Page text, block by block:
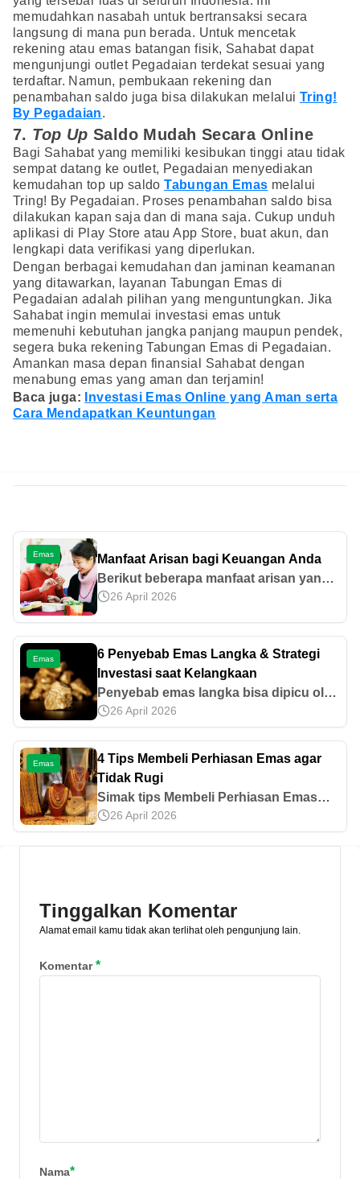
memudahkan nasabah untuk bertransaksi secara
langsung di mana pun berada. Untuk mencetak
rekening atau emas batangan fisik, Sahabat dapat
mengunjungi outlet Pegadaian terdekat sesuai yang
terdaftar. Namun, pembukaan rekening dan
penambahan saldo juga bisa dilakukan melalui Tring!
By Pegadaian.
7. Top UpSaldo Mudah Secara Online
Bagi Sahabat yang memiliki kesibukan tinggi atau tidak
sempat datang ke outlet, Pegadaian menyediakan
kemudahan top up saldoTabungan Emas melalui
Tring! By Pegadaian. Proses penambahan saldo bisa
dilakukan kapan saja dan di mana saja. Cukup unduh
aplikasi di Play Store atau App Store, buat akun, dan
lengkapi data verifikasi yang diperlukan.
Dengan berbagai kemudahan dan jaminan keamanan
yang ditawarkan, layanan Tabungan Emas di
Pegadaian adalah pilihan yang menguntungkan. Jika
Sahabat ingin memulai investasi emas untuk
memenuhi kebutuhan jangka panjang maupun pendek,
segera buka rekening Tabungan Emas di Pegadaian.
Amankan masa depan finansial Sahabat dengan
menabung emas yang aman dan terjamin!
Baca juga:
Investasi Emas Online yang Aman serta
Cara Mendapatkan Keuntungan
Emas
Manfaat Arisan bagi Keuangan Anda
Berikut beberapa manfaat arisan yang
bisa Anda dapatkan.
26 April 2026
Emas
6 Penyebab Emas Langka & Strategi
Investasi saat Kelangkaan
Penyebab emas langka bisa dipicu oleh
lonjakan permintaan, hambatan
produksi, hingga distribusi terbatas.
Simak penjelasan dan strategi
investasinya di sini.
26 April 2026
Emas
4 Tips Membeli Perhiasan Emas agar
Tidak Rugi
Simak tips Membeli Perhiasan Emas
berikut, agar mengetahui perhiasan
emas berkualitas untuk investasi dan
26 April 2026
Tinggalkan Komentar
Alamat email kamu tidak akan terlihat oleh pengunjung lain.
Komentar*
Nama*